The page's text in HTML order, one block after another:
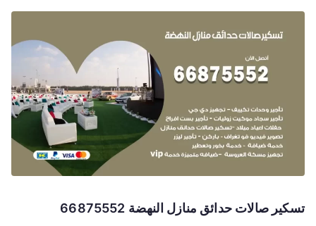
تسكير صالات حدائق منازل النهضة 66875552